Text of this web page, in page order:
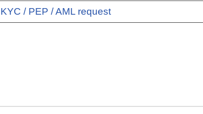
KYC / PEP / AML request